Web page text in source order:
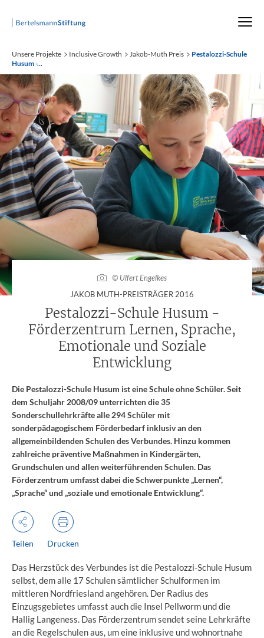
Startseite
Unsere Projekte Inclusive Growth Jakob-Muth Preis
Pestalozzi-Schule
Husum -...
© Ulfert Engelkes
JAKOB MUTH-PREISTRÄGER 2016
Pestalozzi-Schule Husum -
Förderzentrum Lernen, Sprache,
Emotionale und Soziale
Entwicklung
Die Pestalozzi-Schule Husum ist eine Schule ohne Schüler. Seit
dem Schuljahr 2008/09 unterrichten die 35
Sonderschullehrkräfte alle 294 Schüler mit
sonderpädagogischem Förderbedarf inklusiv an den
allgemeinbildenden Schulen des Verbundes. Hinzu kommen
zahlreiche präventive Maßnahmen in Kindergärten,
Grundschulen und allen weiterführenden Schulen. Das
Förderzentrum umfasst dabei die Schwerpunkte „Lernen“,
„Sprache“ und „soziale und emotionale Entwicklung“.
Teilen Drucken
Das Herzstück des Verbundes ist die Pestalozzi-Schule Husum
selbst, dem alle 17 Schulen sämtlicher Schulformen im
mittleren Nordfriesland angehören. Der Radius des
Einzugsgebietes umfasst auch die Insel Pellworm und die
Hallig Langeness. Das Förderzentrum sendet seine Lehrkräfte
an die Regelschulen aus, um eine inklusive und wohnortnahe